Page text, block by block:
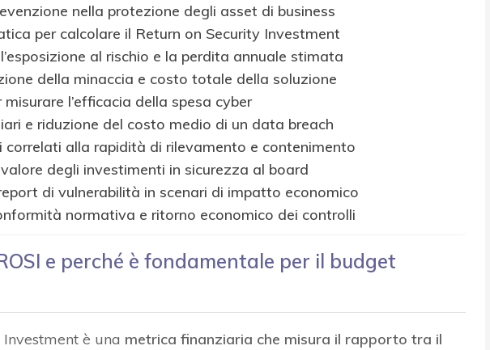
nella protezione degli asset di business
per calcolare il Return on Security Investment
al rischio e la perdita annuale stimata
della minaccia e costo totale della soluzione
l’efficacia della spesa cyber
e riduzione del costo medio di un data breach
correlati alla rapidità di rilevamento e contenimento
degli investimenti in sicurezza al board
di vulnerabilità in scenari di impatto economico
normativa e ritorno economico dei controlli
e perché è fondamentale per il budget
è una metrica finanziaria che misura il rapporto tra il